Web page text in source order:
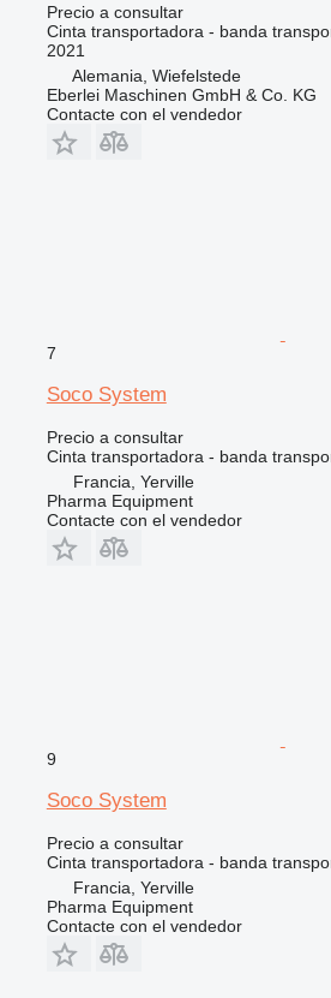
Precio a consultar
Cinta transportadora - banda
2021
Alemania, Wiefelstede
Eberlei Maschinen GmbH & Co. KG
Contacte con el vendedor
7
Soco System
Precio a consultar
Cinta transportadora - banda
Francia, Yerville
Pharma Equipment
Contacte con el vendedor
9
Soco System
Precio a consultar
Cinta transportadora - banda
Francia, Yerville
Pharma Equipment
Contacte con el vendedor